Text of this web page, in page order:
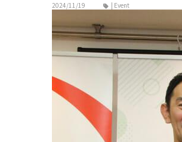
2024/11/19 | Event